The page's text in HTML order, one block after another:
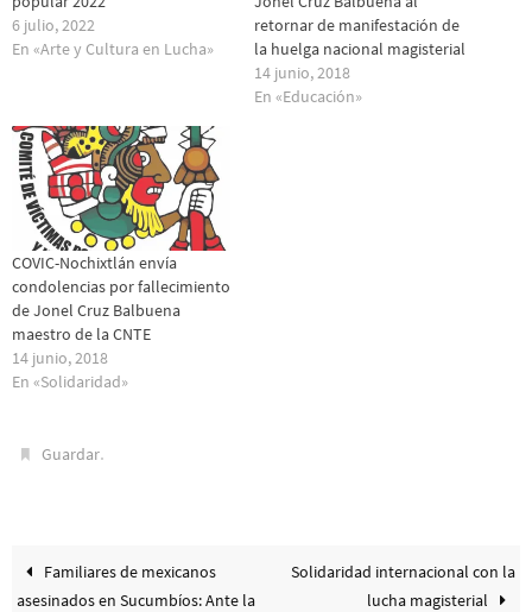
6 julio, 2022
En «Arte y Cultura en Lucha»
retornar de manifestación de
la huelga nacional magisterial
14 junio, 2018
En «Educación»
COVIC-Nochixtlán envía
condolencias por fallecimiento
de Jonel Cruz Balbuena
maestro de la CNTE
14 junio, 2018
En «Solidaridad»
Guardar.
Familiares de mexicanos
asesinados en Sucumbíos: Ante la
Solidaridad internacional con la
lucha magisterial